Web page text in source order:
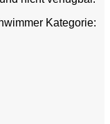
Kategorie: